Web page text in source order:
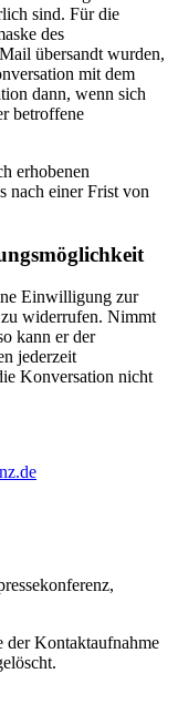
sind. Für die
des
übersandt wurden,
mit dem
dann, wenn sich
betroffene
erhobenen
nach einer Frist von
Einwilligung zur
zu widerrufen. Nimmt
kann er der
jederzeit
Konversation nicht
der Kontaktaufnahme